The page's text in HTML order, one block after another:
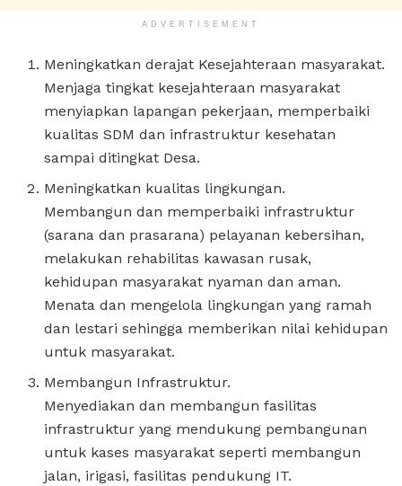
ADVERTISEMENT
Meningkatkan derajat Kesejahteraan masyarakat.
Menjaga tingkat kesejahteraan masyarakat
menyiapkan lapangan pekerjaan, memperbaiki
kualitas SDM dan infrastruktur kesehatan
sampai ditingkat Desa.
Meningkatkan kualitas lingkungan.
Membangun dan memperbaiki infrastruktur
(sarana dan prasarana) pelayanan kebersihan,
melakukan rehabilitas kawasan rusak,
kehidupan masyarakat nyaman dan aman.
Menata dan mengelola lingkungan yang ramah
dan lestari sehingga memberikan nilai kehidupan
untuk masyarakat.
Membangun Infrastruktur.
Menyediakan dan membangun fasilitas
infrastruktur yang mendukung pembangunan
untuk kases masyarakat seperti membangun
jalan, irigasi, fasilitas pendukung IT.